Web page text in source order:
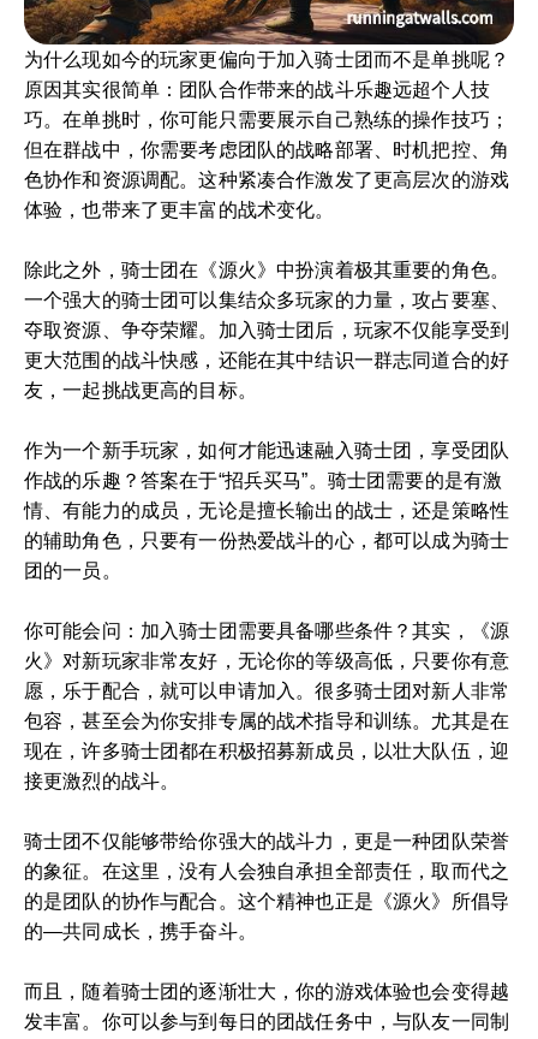
为什么现如今的玩家更偏向于加入骑士团而不是单挑呢？
原因其实很简单：团队合作带来的战斗乐趣远超个人技
巧。在单挑时，你可能只需要展示自己熟练的操作技巧；
但在群战中，你需要考虑团队的战略部署、时机把控、角
色协作和资源调配。这种紧凑合作激发了更高层次的游戏
体验，也带来了更丰富的战术变化。
除此之外，骑士团在《源火》中扮演着极其重要的角色。
一个强大的骑士团可以集结众多玩家的力量，攻占要塞、
夺取资源、争夺荣耀。加入骑士团后，玩家不仅能享受到
更大范围的战斗快感，还能在其中结识一群志同道合的好
友，一起挑战更高的目标。
作为一个新手玩家，如何才能迅速融入骑士团，享受团队
作战的乐趣？答案在于“招兵买马”。骑士团需要的是有激
情、有能力的成员，无论是擅长输出的战士，还是策略性
的辅助角色，只要有一份热爱战斗的心，都可以成为骑士
团的一员。
你可能会问：加入骑士团需要具备哪些条件？其实，《源
火》对新玩家非常友好，无论你的等级高低，只要你有意
愿，乐于配合，就可以申请加入。很多骑士团对新人非常
包容，甚至会为你安排专属的战术指导和训练。尤其是在
现在，许多骑士团都在积极招募新成员，以壮大队伍，迎
接更激烈的战斗。
骑士团不仅能够带给你强大的战斗力，更是一种团队荣誉
的象征。在这里，没有人会独自承担全部责任，取而代之
的是团队的协作与配合。这个精神也正是《源火》所倡导
的—共同成长，携手奋斗。
而且，随着骑士团的逐渐壮大，你的游戏体验也会变得越
发丰富。你可以参与到每日的团战任务中，与队友一同制